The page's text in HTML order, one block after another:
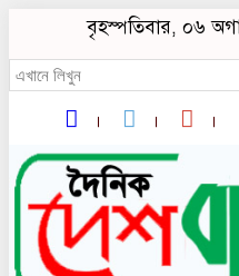
বৃহস্পতিবার, ০৬